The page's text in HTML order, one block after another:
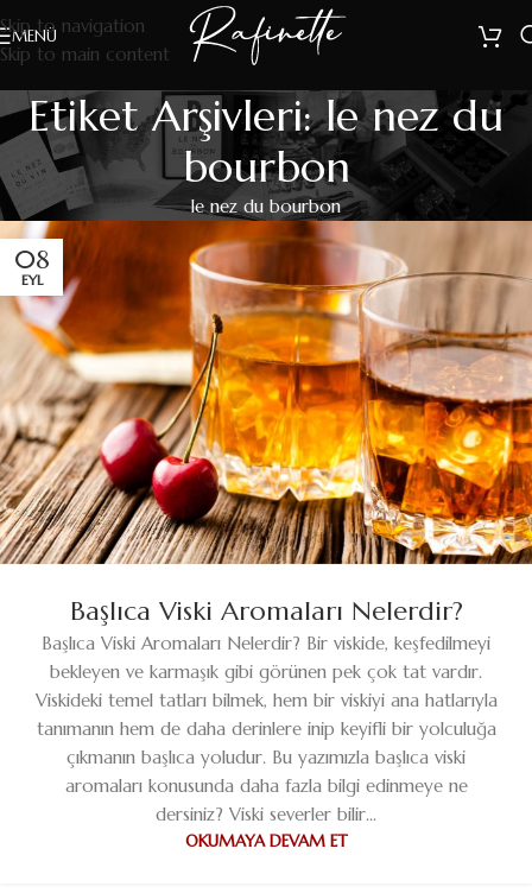
Skip to navigation
Skip to main content
MENÜ
Etiket Arşivleri: le nez du
bourbon
le nez du bourbon
08
EYL
Başlıca Viski Aromaları Nelerdir?
Başlıca Viski Aromaları Nelerdir? Bir viskide, keşfedilmeyi
bekleyen ve karmaşık gibi görünen pek çok tat vardır.
Viskideki temel tatları bilmek, hem bir viskiyi ana hatlarıyla
tanımanın hem de daha derinlere inip keyifli bir yolculuğa
çıkmanın başlıca yoludur. Bu yazımızla başlıca viski
aromaları konusunda daha fazla bilgi edinmeye ne
dersiniz? Viski severler bilir...
OKUMAYA DEVAM ET